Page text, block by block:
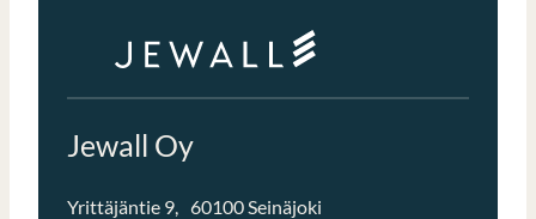
Jewall Oy
Yrittäjäntie 9, 60100 Seinäjoki